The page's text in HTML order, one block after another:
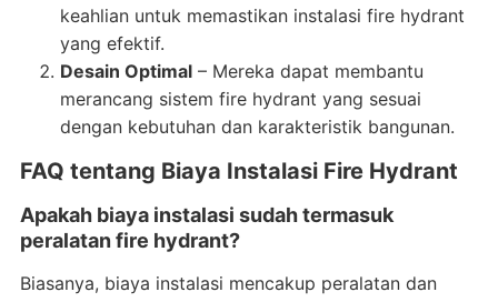
keahlian untuk memastikan instalasi fire hydrant
yang efektif.
Desain Optimal– Mereka dapat membantu
merancang sistem fire hydrant yang sesuai
dengan kebutuhan dan karakteristik bangunan.
FAQ tentang Biaya Instalasi Fire Hydrant
Apakah biaya instalasi sudah termasuk
peralatan fire hydrant?
Biasanya, biaya instalasi mencakup peralatan dan